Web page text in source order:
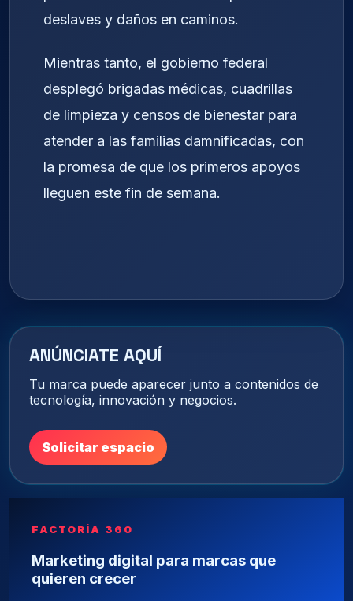
deslaves y daños en caminos.
Mientras tanto, el gobierno federal
desplegó brigadas médicas, cuadrillas
de limpieza y censos de bienestar para
atender a las familias damnificadas, con
la promesa de que los primeros apoyos
lleguen este fin de semana.
ANÚNCIATE AQUÍ
Tu marca puede aparecer junto a contenidos de
tecnología, innovación y negocios.
Solicitar espacio
FACTORÍA 360
Marketing digital para marcas que
quieren crecer